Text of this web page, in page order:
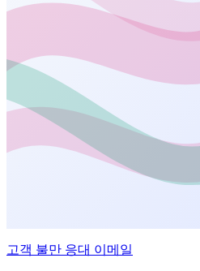
고객 불만 응대 이메일